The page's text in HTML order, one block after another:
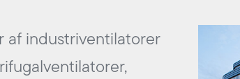
af industriventilatorer